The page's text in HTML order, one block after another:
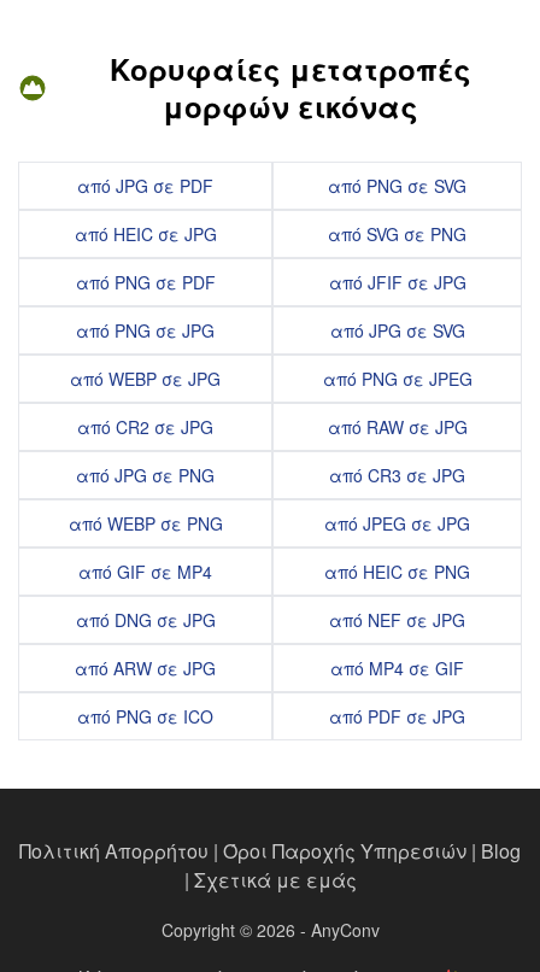
Κορυφαίες μετατροπές
μορφών εικόνας
από JPG σε PDF
από HEIC σε JPG
από PNG σε PDF
από PNG σε JPG
από WEBP σε JPG
από CR2 σε JPG
από JPG σε PNG
από WEBP σε PNG
από GIF σε MP4
από DNG σε JPG
από ARW σε JPG
από PNG σε ICO
από PNG σε SVG
από SVG σε PNG
από JFIF σε JPG
από JPG σε SVG
από PNG σε JPEG
από RAW σε JPG
από CR3 σε JPG
από JPEG σε JPG
από HEIC σε PNG
από NEF σε JPG
από MP4 σε GIF
από PDF σε JPG
Πολιτική Απορρήτου | Όροι Παροχής Υπηρεσιών | Blog
| Σχετικά με εμάς
Copyright © 2026 - AnyConv